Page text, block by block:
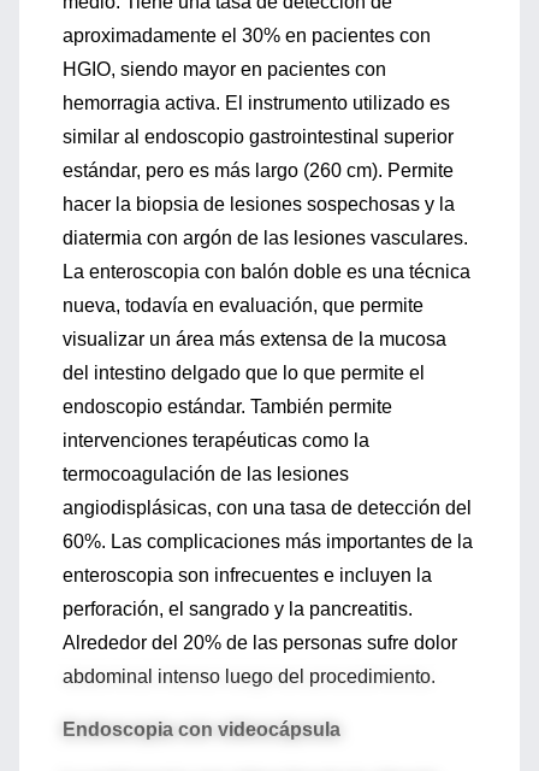
aproximadamente el 30% en pacientes con
HGIO, siendo mayor en pacientes con
hemorragia activa. El instrumento utilizado es
similar al endoscopio gastrointestinal superior
estándar, pero es más largo (260 cm). Permite
hacer la biopsia de lesiones sospechosas y la
diatermia con argón de las lesiones vasculares.
La enteroscopia con balón doble es una técnica
nueva, todavía en evaluación, que permite
visualizar un área más extensa de la mucosa
del intestino delgado que lo que permite el
endoscopio estándar. También permite
intervenciones terapéuticas como la
termocoagulación de las lesiones
angiodisplásicas, con una tasa de detección del
60%. Las complicaciones más importantes de la
enteroscopia son infrecuentes e incluyen la
perforación, el sangrado y la pancreatitis.
Alrededor del 20% de las personas sufre dolor
abdominal intenso luego del procedimiento.
Endoscopia con videocápsula